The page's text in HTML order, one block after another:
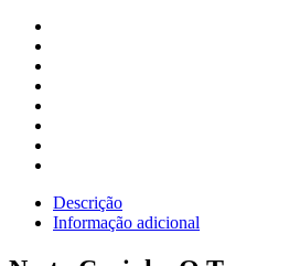
Descrição
Informação adicional